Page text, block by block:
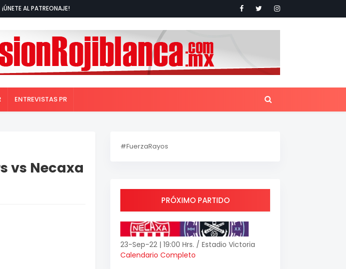
¡ÚNETE AL PATREONAJE!
ENTREVISTAS PR
vs Necaxa
#FuerzaRayos
PRÓXIMO PARTIDO
23-Sep-22 | 19:00 Hrs. / Estadio Victoria
Calendario Completo